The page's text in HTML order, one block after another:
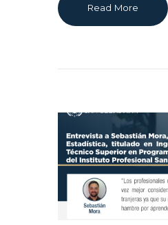
Read More